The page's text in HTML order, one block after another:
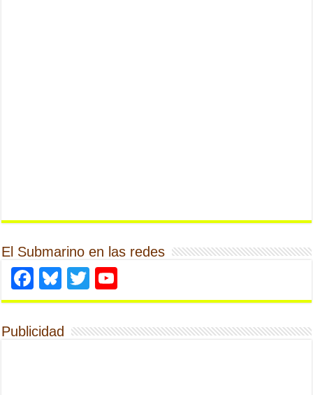
El Submarino en las redes
Facebook
Bluesky
Twitter
Publicidad